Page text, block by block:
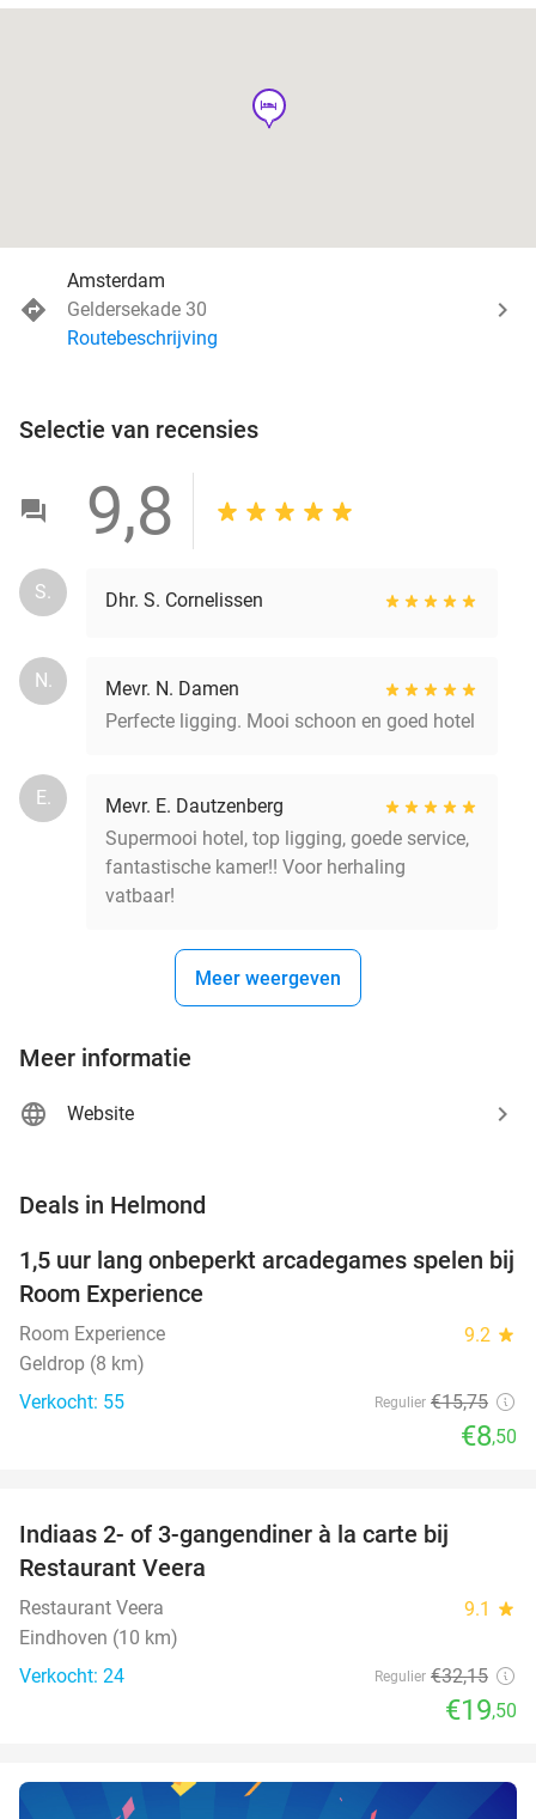
hotel
Amsterdam
Geldersekade 30
Routebeschrijving
Selectie van recensies
9,8
S. Dhr. S. Cornelissen
N.
Mevr. N. Damen
Perfecte ligging. Mooi schoon en goed hotel
E.
Mevr. E. Dautzenberg
Supermooi hotel, top ligging, goede service,
fantastische kamer!! Voor herhaling
vatbaar!
Meer weergeven
Meer informatie
Website
Deals in Helmond
46%
TODAY
1,5 uur lang onbeperkt arcadegames spelen bij
Room Experience
Room Experience 9.2 star
Geldrop (8 km)
Verkocht: 55
Regulier €15,75
€8,50
TODAY
Indiaas 2- of 3-gangendiner à la carte bij
Restaurant Veera
Restaurant Veera 9.1 star
Eindhoven (10 km)
Verkocht: 24
Regulier €32,15
€19,50